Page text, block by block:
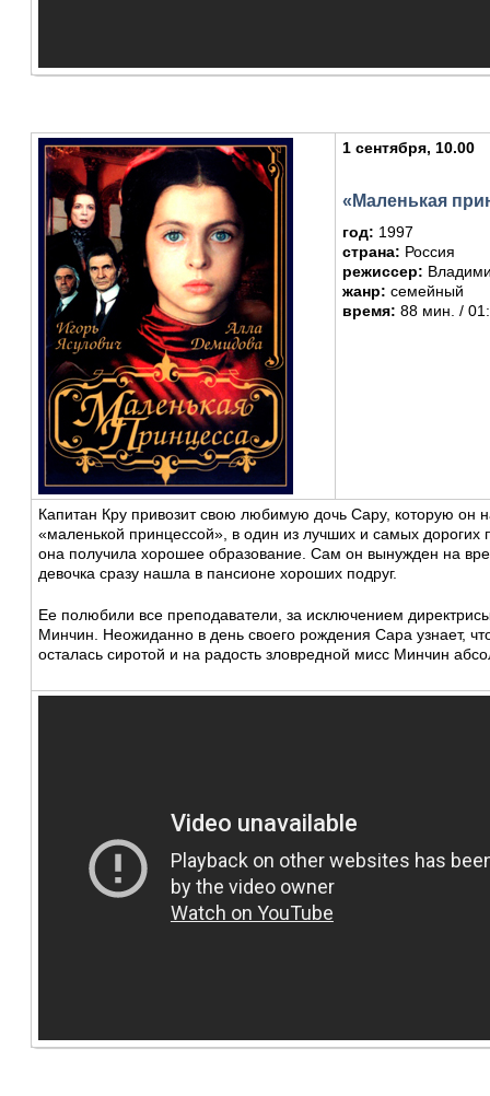
1 сентября, 10.00
«Маленькая
год: 1997
страна: Россия
режиссер:
жанр: семейный
время: 88 мин. /
Капитан Кру привозит свою любимую дочь Сару, которую он
«маленькой принцессой», в один из лучших и самых дорогих
она получила хорошее образование. Сам он вынужден на
девочка сразу нашла в пансионе хороших подруг.
Ее полюбили все преподаватели, за исключением
Минчин. Неожиданно в день своего рождения Сара узнает,
осталась сиротой и на радость зловредной мисс Минчин